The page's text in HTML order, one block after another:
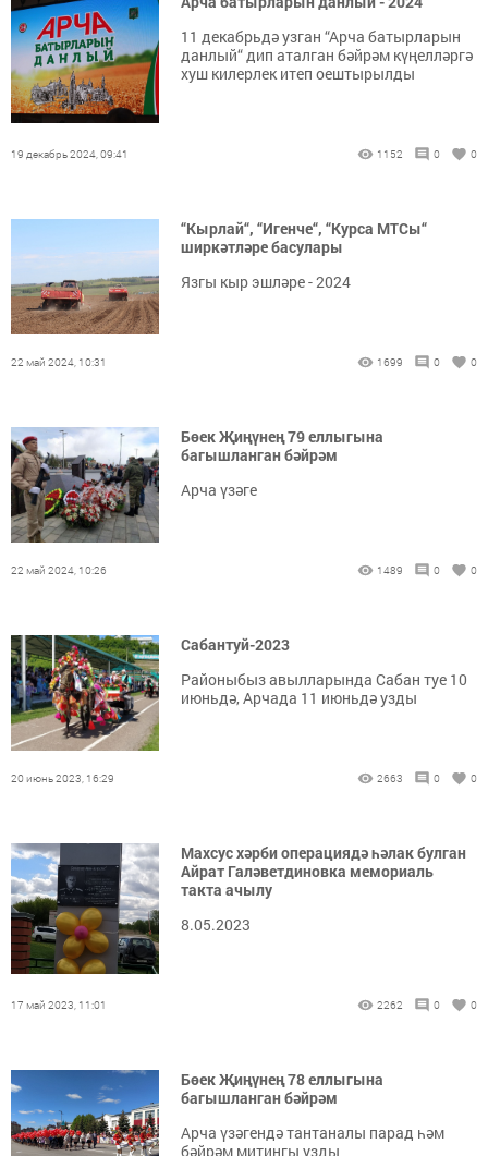
11 декабрьдә узган “Арча батырларын
данлый“ дип аталган бәйрәм күңелләргә
хуш килерлек итеп оештырылды
19 декабрь 2024, 09:41 1152 0 0
“Кырлай“, “Игенче“, “Курса МТСы“
ширкәтләре басулары
Язгы кыр эшләре - 2024
22 май 2024, 10:31 1699 0 0
Бөек Җиңүнең 79 еллыгына
багышланган бәйрәм
Арча үзәге
22 май 2024, 10:26 1489 0 0
Сабантуй-2023
Районыбыз авылларында Сабан туе 10
июньдә, Арчада 11 июньдә узды
20 июнь 2023, 16:29 2663 0 0
Махсус хәрби операциядә һәлак булган
Айрат Галәветдиновка мемориаль
такта ачылу
8.05.2023
17 май 2023, 11:01 2262 0 0
Бөек Җиңүнең 78 еллыгына
багышланган бәйрәм
Арча үзәгендә тантаналы парад һәм
бәйрәм митингы узды